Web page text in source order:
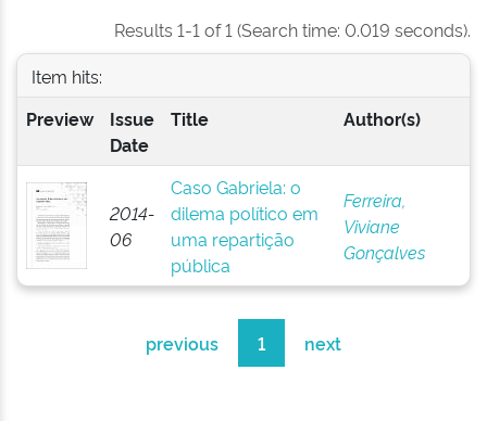
Results 1-1 of 1 (Search time: 0.019 seconds).
Item hits:
Preview
Issue
Date
Title Author(s)
2014-
06
Caso Gabriela: o
dilema político em
uma repartição
pública
Ferreira,
Viviane
Gonçalves
previous 1 next